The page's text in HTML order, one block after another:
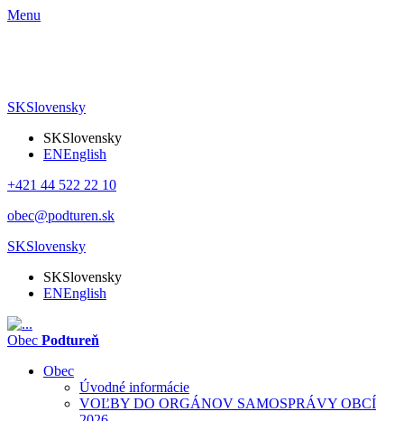
Menu
SKSlovensky
SKSlovensky
ENEnglish
+421 44 522 22 10
obec@podturen.sk
SKSlovensky
SKSlovensky
ENEnglish
Obec Podtureň
Obec
Úvodné informácie
VOĽBY DO ORGÁNOV SAMOSPRÁVY OBCÍ